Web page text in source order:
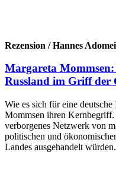
Rezension / Hannes
Margareta
Russland im Griff der
Wie es sich für eine
Mommsen ihren Kernbegriff.
verborgenes Netzwerk von
politischen und
Landes ausgehandelt würden.